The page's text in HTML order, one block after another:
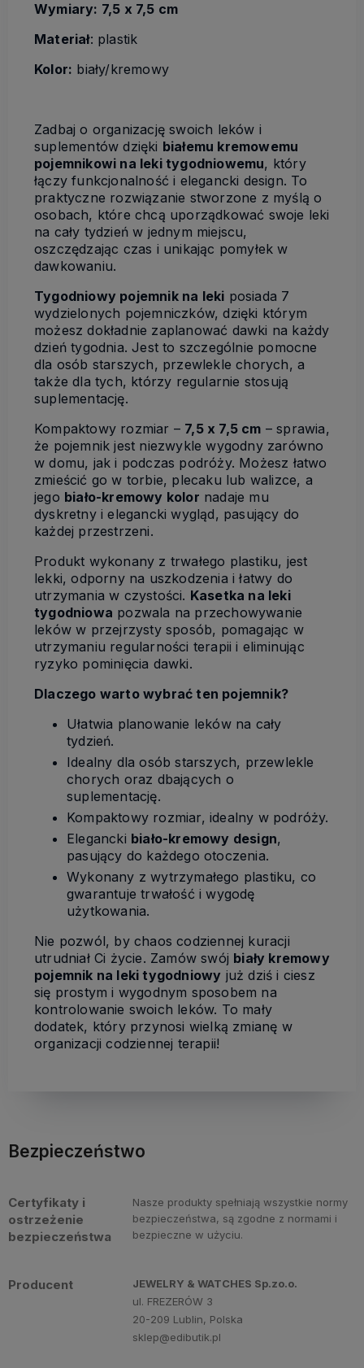
Wymiary: 7,5 x 7,5 cm
Materiał: plastik
Kolor: biały/kremowy
Zadbaj o organizację swoich leków i
suplementów dzięki białemu kremowemu
pojemnikowi na leki tygodniowemu, który
łączy funkcjonalność i elegancki design. To
praktyczne rozwiązanie stworzone z myślą o
osobach, które chcą uporządkować swoje leki
na cały tydzień w jednym miejscu,
oszczędzając czas i unikając pomyłek w
dawkowaniu.
Tygodniowy pojemnik na leki posiada 7
wydzielonych pojemniczków, dzięki którym
możesz dokładnie zaplanować dawki na każdy
dzień tygodnia. Jest to szczególnie pomocne
dla osób starszych, przewlekle chorych, a
także dla tych, którzy regularnie stosują
suplementację.
Kompaktowy rozmiar – 7,5 x 7,5 cm – sprawia,
że pojemnik jest niezwykle wygodny zarówno
w domu, jak i podczas podróży. Możesz łatwo
zmieścić go w torbie, plecaku lub walizce, a
jego biało-kremowy kolor nadaje mu
dyskretny i elegancki wygląd, pasujący do
każdej przestrzeni.
Produkt wykonany z trwałego plastiku, jest
lekki, odporny na uszkodzenia i łatwy do
utrzymania w czystości. Kasetka na leki
tygodniowa pozwala na przechowywanie
leków w przejrzysty sposób, pomagając w
utrzymaniu regularności terapii i eliminując
ryzyko pominięcia dawki.
Dlaczego warto wybrać ten pojemnik?
Ułatwia planowanie leków na cały
tydzień.
Idealny dla osób starszych, przewlekle
chorych oraz dbających o
suplementację.
Kompaktowy rozmiar, idealny w podróży.
Elegancki biało-kremowy design,
pasujący do każdego otoczenia.
Wykonany z wytrzymałego plastiku, co
gwarantuje trwałość i wygodę
użytkowania.
Nie pozwól, by chaos codziennej kuracji
utrudniał Ci życie. Zamów swój biały kremowy
pojemnik na leki tygodniowy już dziś i ciesz
się prostym i wygodnym sposobem na
kontrolowanie swoich leków. To mały
dodatek, który przynosi wielką zmianę w
organizacji codziennej terapii!
Bezpieczeństwo
Certyfikaty i
ostrzeżenie
bezpieczeństwa
Nasze produkty spełniają wszystkie normy
bezpieczeństwa, są zgodne z normami i
bezpieczne w użyciu.
Producent
JEWELRY & WATCHES Sp.zo.o.
ul. FREZERÓW 3
20-209 Lublin, Polska
sklep@edibutik.pl